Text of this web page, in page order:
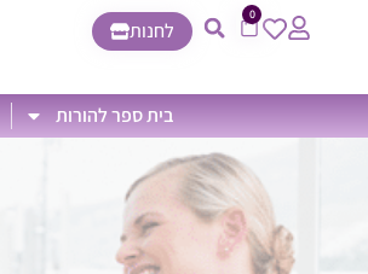
0
לחנות
בית ספר להורות